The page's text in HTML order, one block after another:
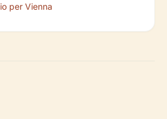
per Vienna